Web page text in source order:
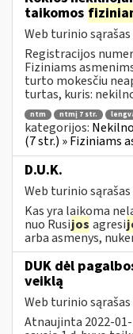
taikomos
Web turinio sąrašas
Registracijos
Fiziniams
turto mokesčiu
turtas, kuris:
ntm ntmį 7 str.
kategorijos:
(7 str.) » Fiziniams
D.U.K.
Web turinio sąrašas
Kas yra laikoma
nuo Rusijos agresi
arba asmenys,
DUK dėl
veiklą
Web turinio sąrašas
Atnaujinta 2022-